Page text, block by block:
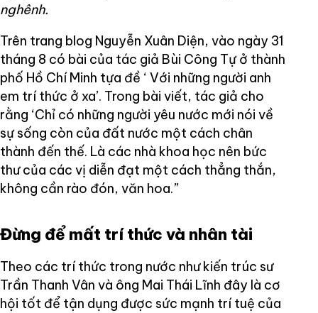
nghênh.
Trên trang blog Nguyễn Xuân Diện, vào ngày 31
tháng 8 có bài của tác giả Bùi Công Tự ở thành
phố Hồ Chí Minh tựa đề ‘ Với những người anh
em trí thức ở xa’. Trong bài viết, tác giả cho
rằng ‘Chỉ có những người yêu nước mới nói về
sự sống còn của đất nước một cách chân
thành đến thế. Là các nhà khoa học nên bức
thư của các vị diễn đạt một cách thẳng thắn,
không cần rào đón, văn hoa.”
Đừng để mất trí thức và nhân tài
Theo các trí thức trong nước như kiến trúc sư
Trần Thanh Vân và ông Mai Thái Lĩnh đây là cơ
hội tốt để tận dụng được sức mạnh trí tuệ của